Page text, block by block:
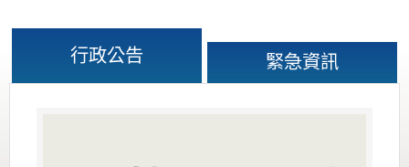
行政公告 緊急資訊